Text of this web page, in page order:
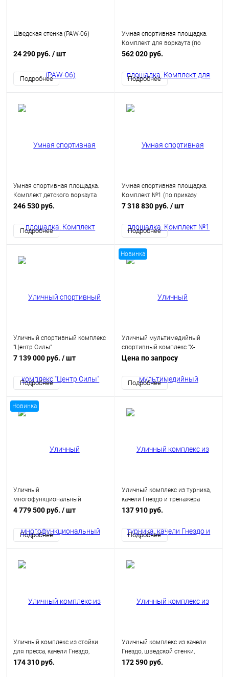
Шведская стенка (PAW-06)
24 290 руб. / шт
Подробнее
Умная спортивная площадка.
Комплект для воркаута (по
приказу Минспорта России
562 020 руб.
Подробнее
Умная спортивная площадка.
Комплект детского воркаута
(приказ Минспорта России
246 530 руб.
Подробнее
Умная спортивная площадка.
Комплект №1 (по приказу
Минспорта России №107 от
7 318 830 руб. / шт
Подробнее
Уличный спортивный комплекс
"Центр Силы"
7 139 000 руб. / шт
Подробнее
Новинка
Уличный мультимедийный
спортивный комплекс "Х-
станция"
Цена по запросу
Подробнее
Новинка
Уличный
многофункциональный
комплекс "Эльбрус"
4 779 500 руб. / шт
Подробнее
Уличный комплекс из турника,
качели Гнездо и тренажера
вертикальные брусья-пресс
137 910 руб.
Подробнее
Уличный комплекс из стойки
для пресса, качели Гнездо,
шведской стенки и турника
174 310 руб.
Уличный комплекс из качели
Гнездо, шведской стенки,
рукохода и двух турников
172 590 руб.